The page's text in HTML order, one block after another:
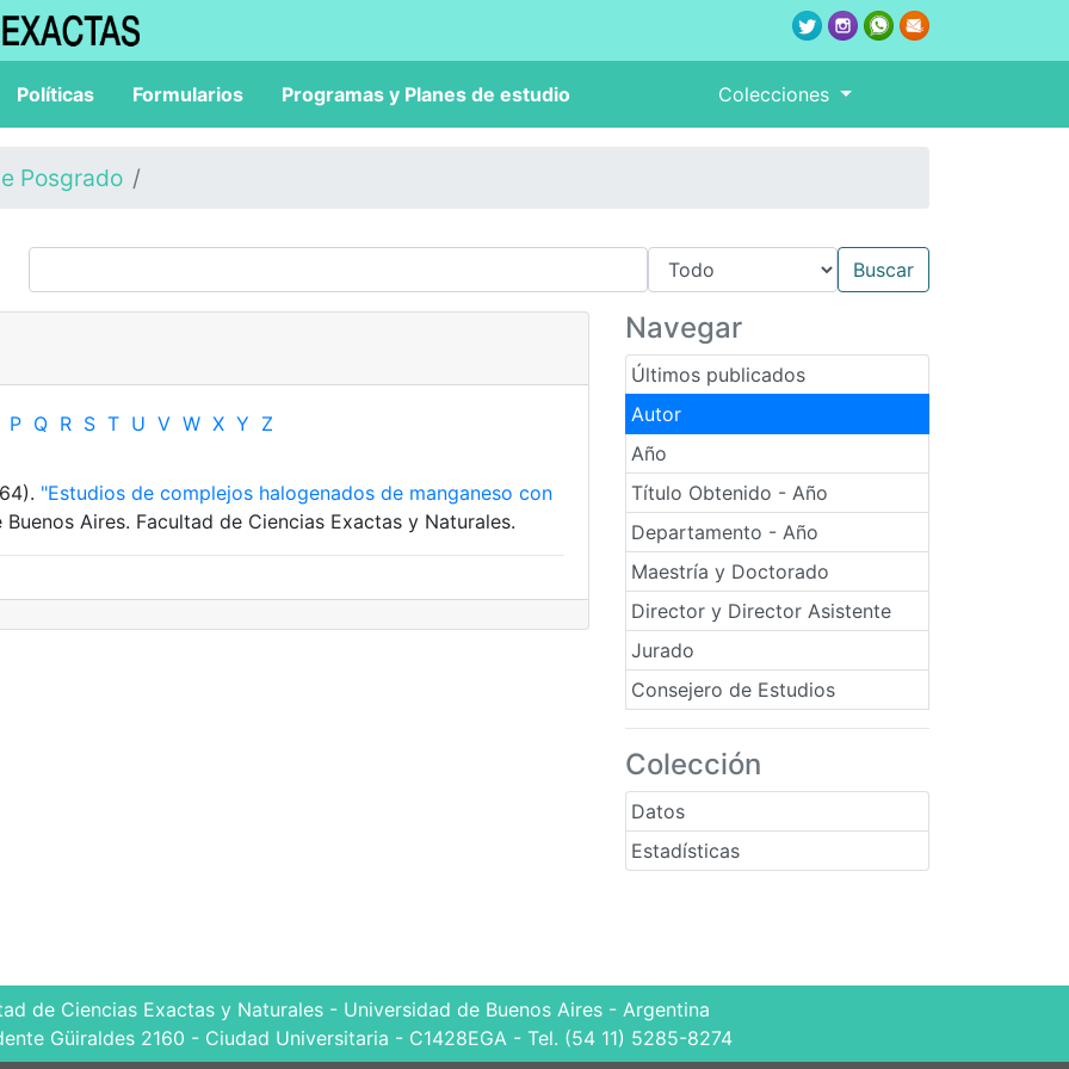
Políticas Formularios Programas y Planes de estudio Colecciones
Posgrado
Navegar
Últimos publicados
Autor
Año
Título Obtenido - Año
Departamento - Año
Maestría y Doctorado
Director y Director Asistente
Jurado
Consejero de Estudios
Colección
Datos
Estadísticas
P Q R S T U V W X Y Z
"Estudios de complejos halogenados de manganeso con
Aires. Facultad de Ciencias Exactas y Naturales.
de Ciencias Exactas y Naturales - Universidad de Buenos Aires - Argentina
Güiraldes 2160 - Ciudad Universitaria - C1428EGA - Tel. (54 11) 5285-8274